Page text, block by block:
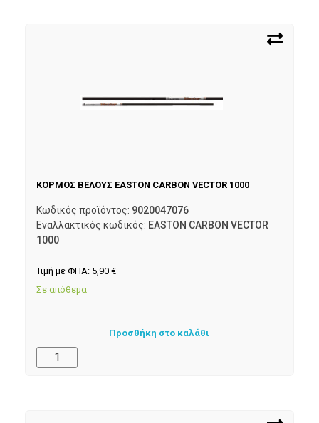
ΚΟΡΜΟΣ ΒΕΛΟΥΣ EASTON CARBON VECTOR 1000
Κωδικός προϊόντος: 9020047076
Εναλλακτικός κωδικός: EASTON CARBON VECTOR
1000
Τιμή με ΦΠΑ: 5,90 €
Σε απόθεμα
Προσθήκη στο καλάθι